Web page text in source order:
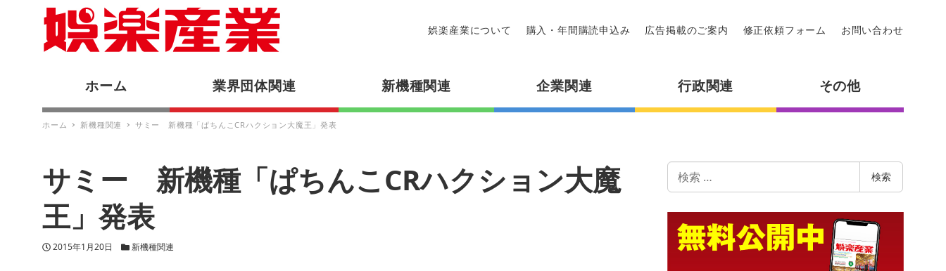
娯楽産業について 購入・年間購読申込み 広告掲載のご案内 修正依頼フォーム お問い合わせ
ホーム 業界団体関連 新機種関連 企業関連 行政関連 その他
ホーム 新機種関連 サミー 新機種「ぱちんこCRハクション大魔王」発表
サミー 新機種「ぱちんこCRハクション大魔
王」発表
投稿日
2015年1月20日 カテゴリー
新機種関連
索
検索